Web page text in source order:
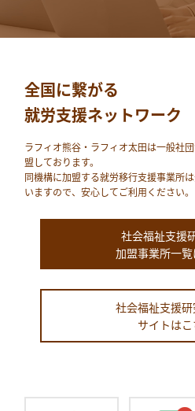
全国に繋がる
就労支援ネットワーク
ラフィオ熊⾕・ラフィオ太田は⼀般社
盟しております。
同機構に加盟する就労移⾏⽀援事業所
いますので、安⼼してご利⽤ください。
社会福祉支援
加盟事業所一
社会福祉支援
サイトはこ